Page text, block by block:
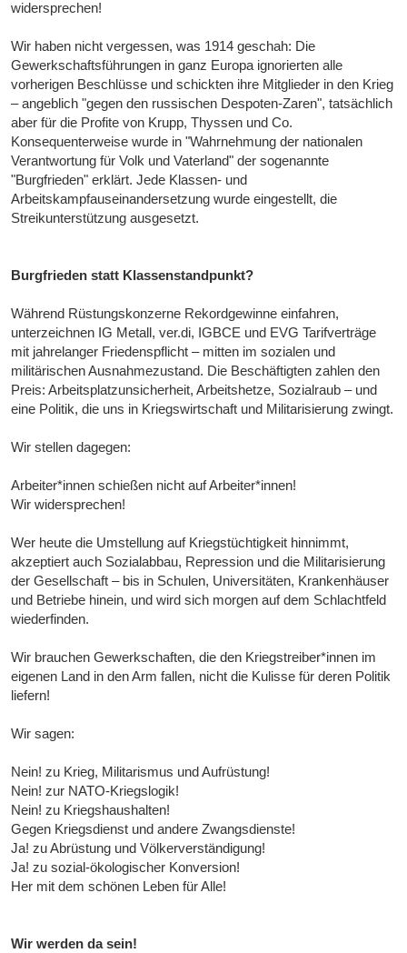
widersprechen!
Wir haben nicht vergessen, was 1914 geschah: Die
Gewerkschaftsführungen in ganz Europa ignorierten alle
vorherigen Beschlüsse und schickten ihre Mitglieder in den Krieg
– angeblich "gegen den russischen Despoten-Zaren", tatsächlich
aber für die Profite von Krupp, Thyssen und Co.
Konsequenterweise wurde in "Wahrnehmung der nationalen
Verantwortung für Volk und Vaterland" der sogenannte
"Burgfrieden" erklärt. Jede Klassen- und
Arbeitskampfauseinandersetzung wurde eingestellt, die
Streikunterstützung ausgesetzt.
Burgfrieden statt Klassenstandpunkt?
Während Rüstungskonzerne Rekordgewinne einfahren,
unterzeichnen IG Metall, ver.di, IGBCE und EVG Tarifverträge
mit jahrelanger Friedenspflicht – mitten im sozialen und
militärischen Ausnahmezustand. Die Beschäftigten zahlen den
Preis: Arbeitsplatzunsicherheit, Arbeitshetze, Sozialraub – und
eine Politik, die uns in Kriegswirtschaft und Militarisierung zwingt.
Wir stellen dagegen:
Arbeiter*innen schießen nicht auf Arbeiter*innen!
Wir widersprechen!
Wer heute die Umstellung auf Kriegstüchtigkeit hinnimmt,
akzeptiert auch Sozialabbau, Repression und die Militarisierung
der Gesellschaft – bis in Schulen, Universitäten, Krankenhäuser
und Betriebe hinein, und wird sich morgen auf dem Schlachtfeld
wiederfinden.
Wir brauchen Gewerkschaften, die den Kriegstreiber*innen im
eigenen Land in den Arm fallen, nicht die Kulisse für deren Politik
liefern!
Wir sagen:
Nein! zu Krieg, Militarismus und Aufrüstung!
Nein! zur NATO-Kriegslogik!
Nein! zu Kriegshaushalten!
Gegen Kriegsdienst und andere Zwangsdienste!
Ja! zu Abrüstung und Völkerverständigung!
Ja! zu sozial-ökologischer Konversion!
Her mit dem schönen Leben für Alle!
Wir werden da sein!